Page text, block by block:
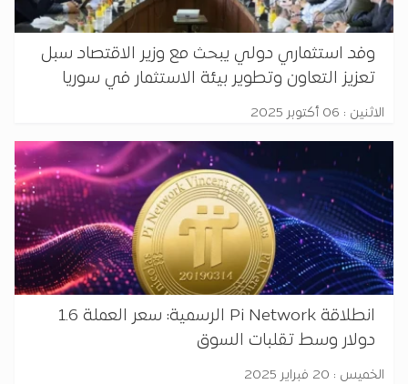
وفد استثماري دولي يبحث مع وزير الاقتصاد سبل
تعزيز التعاون وتطوير بيئة الاستثمار في سوريا
الاثنين : 06 أكتوبر 2025
انطلاقة Pi Network الرسمية: سعر العملة 1.6
دولار وسط تقلبات السوق
الخميس : 20 فبراير 2025